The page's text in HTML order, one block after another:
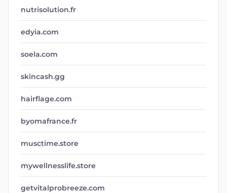
nutrisolution.fr
edyia.com
soela.com
skincash.gg
hairflage.com
byomafrance.fr
musctime.store
mywellnesslife.store
getvitalprobreeze.com